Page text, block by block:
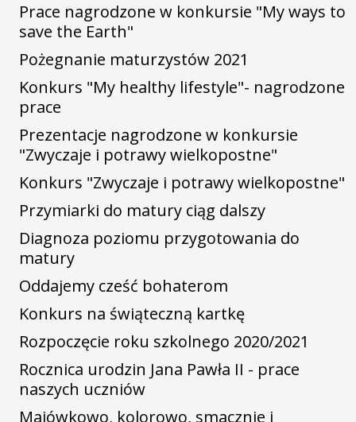
Prace nagrodzone w konkursie "My ways to
save the Earth"
Pożegnanie maturzystów 2021
Konkurs "My healthy lifestyle"- nagrodzone
prace
Prezentacje nagrodzone w konkursie
"Zwyczaje i potrawy wielkopostne"
Konkurs "Zwyczaje i potrawy wielkopostne"
Przymiarki do matury ciąg dalszy
Diagnoza poziomu przygotowania do
matury
Oddajemy cześć bohaterom
Konkurs na świąteczną kartkę
Rozpoczęcie roku szkolnego 2020/2021
Rocznica urodzin Jana Pawła II - prace
naszych uczniów
Majówkowo, kolorowo, smacznie i